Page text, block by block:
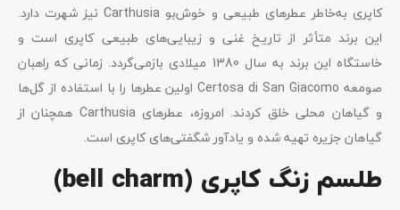
کاپری به‌خاطر عطرهای طبیعی و خوش‌بو Carthusia نیز شهرت دارد.
این برند متأثر از تاریخ غنی و زیبایی‌های طبیعی کاپری است و
خاستگاه این برند به سال 1380 میلادی بازمی‌گردد. زمانی که راهبان
صومعه Certosa di San Giacomo اولین عطرها را با استفاده از گل‌ها
و گیاهان محلی خلق کردند. امروزه، عطرهای Carthusia همچنان از
گیاهان جزیره تهیه شده و یادآور شگفتی‌های کاپری است.
طلسم زنگ کاپری (bell charm)